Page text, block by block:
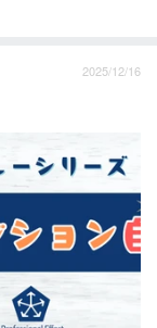
2025/12/16